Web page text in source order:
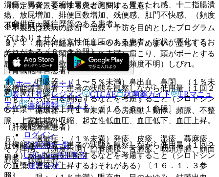
（特定の背景を有する患者に関する注意）
（合併症・既往歴等のある患者）
９．１．１． 起立性低血圧のある患者：症状が悪化するお
それがある〔８．２参照〕。
（腎機能障害患者）
腎機能障害患者：患者の状態を観察しながら低用量（１回２
ｍｇ）から投与を開始するなどを考慮すること（シロドシン
の血漿中濃度が上昇する）〔１６．６．１参照〕。
（肝機能障害患者）
肝機能障害患者：患者の状態を観察しながら低用量（１回２
ｍｇ）から投与を開始するなどを考慮すること（シロドシン
の血漿中濃度が上昇するおそれがある）〔１６．１．３参
潰瘍、胃炎、萎縮性胃炎、胸やけ、胃もたれ感、十二指腸潰
瘍、放屁増加、排便回数増加、残便感、肛門不快感、（頻度
不明）口内炎。
３）． 精神神経系：（１〜５％未満）めまい、立ちくら
み、ふらつき、頭痛、（１％未満）肩こり、頭がボーとする
感じ、眠気、性欲減退、頭重感、（頻度不明）しびれ。
４）． 呼吸器：（１〜５％未満）鼻出血、鼻閉、（１％未
満）鼻汁、咳。
５）． 循環器：（１％未満）心房細動、動悸、頻脈、不整
脈、上室性期外収縮、起立性低血圧、血圧低下、血圧上昇。
６）． 過敏症：（１％未満）発疹、皮疹、湿疹、蕁麻疹、
そう痒感、（頻度不明）口唇腫脹、舌腫脹、咽頭浮腫、顔面
腫脹、眼瞼浮腫。
※本製品は疾病の診断・治療・予防を目的としたプログラム
ではありません。
ホーム
ノート
表・計算
レジメン CTCAE 抗菌薬ガイド
ERマニュ
アル
薬剤情報 ポスト
新規登録
ログイン
監修医師一覧
UpToDate特別割引
運営会社